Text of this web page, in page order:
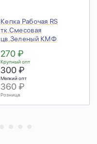
Кепка Рабочая RS
тк.Смесовая
цв.Зеленый КМФ
270 ₽
Крупный опт
300 ₽
Мелкий опт
360 ₽
Розница